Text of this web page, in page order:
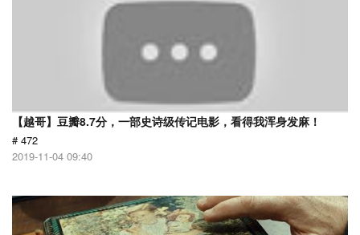
【越哥】豆瓣8.7分，一部史诗级传记电影，看得我浑身发麻！
# 472
2019-11-04 09:40